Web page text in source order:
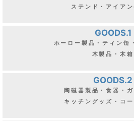
ステンド・アイアン
GOODS.1
ホーロー製品・ティン缶
木製品・木箱
GOODS.2
陶磁器製品・食器・
キッチングッズ・コ